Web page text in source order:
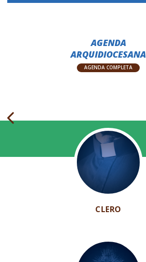
AGENDA
ARQUIDIOCESANA
AGENDA COMPLETA
CLERO